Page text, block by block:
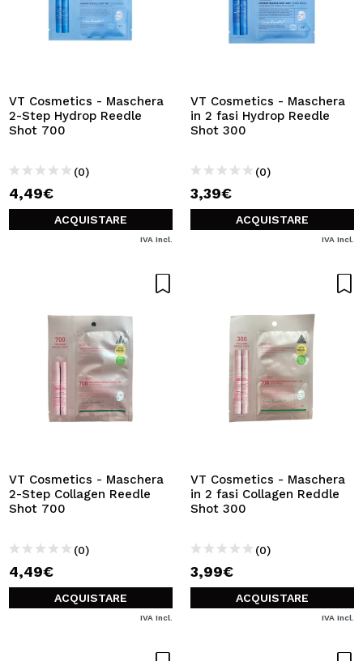
VT Cosmetics - Maschera
2-Step Hydrop Reedle
Shot 700
(0)
4,49€
ACQUISTARE
IVA Incl.
VT Cosmetics - Maschera
in 2 fasi Hydrop Reedle
Shot 300
(0)
3,39€
ACQUISTARE
IVA Incl.
VT Cosmetics - Maschera
2-Step Collagen Reedle
Shot 700
(0)
4,49€
ACQUISTARE
IVA Incl.
VT Cosmetics - Maschera
in 2 fasi Collagen Reddle
Shot 300
(0)
3,99€
ACQUISTARE
IVA Incl.